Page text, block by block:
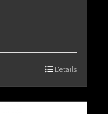
Details